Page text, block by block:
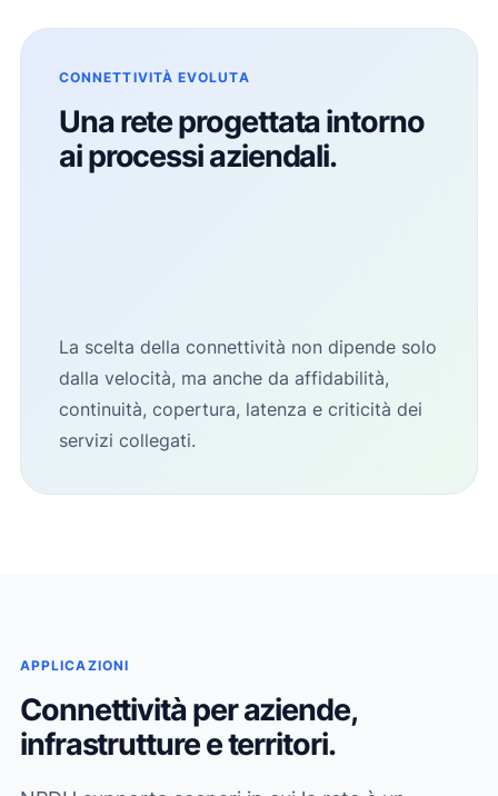
CONNETTIVITÀ EVOLUTA
Una rete progettata intorno
ai processi aziendali.
La scelta della connettività non dipende solo
dalla velocità, ma anche da affidabilità,
continuità, copertura, latenza e criticità dei
servizi collegati.
APPLICAZIONI
Connettività per aziende,
infrastrutture e territori.